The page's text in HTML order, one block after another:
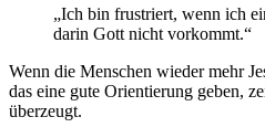
„Ich bin frustriert, wenn ich
darin Gott nicht vorkommt.“
Wenn die Menschen wieder mehr
das eine gute Orientierung geben,
überzeugt.